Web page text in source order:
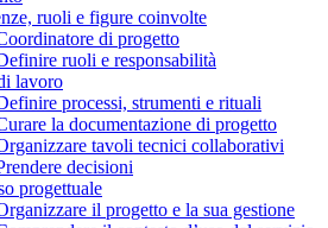
ruoli e figure coinvolte
di progetto
ruoli e responsabilità
lavoro
processi, strumenti e rituali
la documentazione di progetto
tavoli tecnici collaborativi
decisioni
progettuale
il progetto e la sua gestione